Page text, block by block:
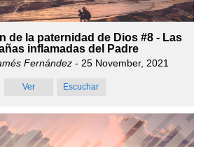
de la paternidad de Dios #8 - Las
inflamadas del Padre
Fernández- 25 November, 2021
Ver Escuchar